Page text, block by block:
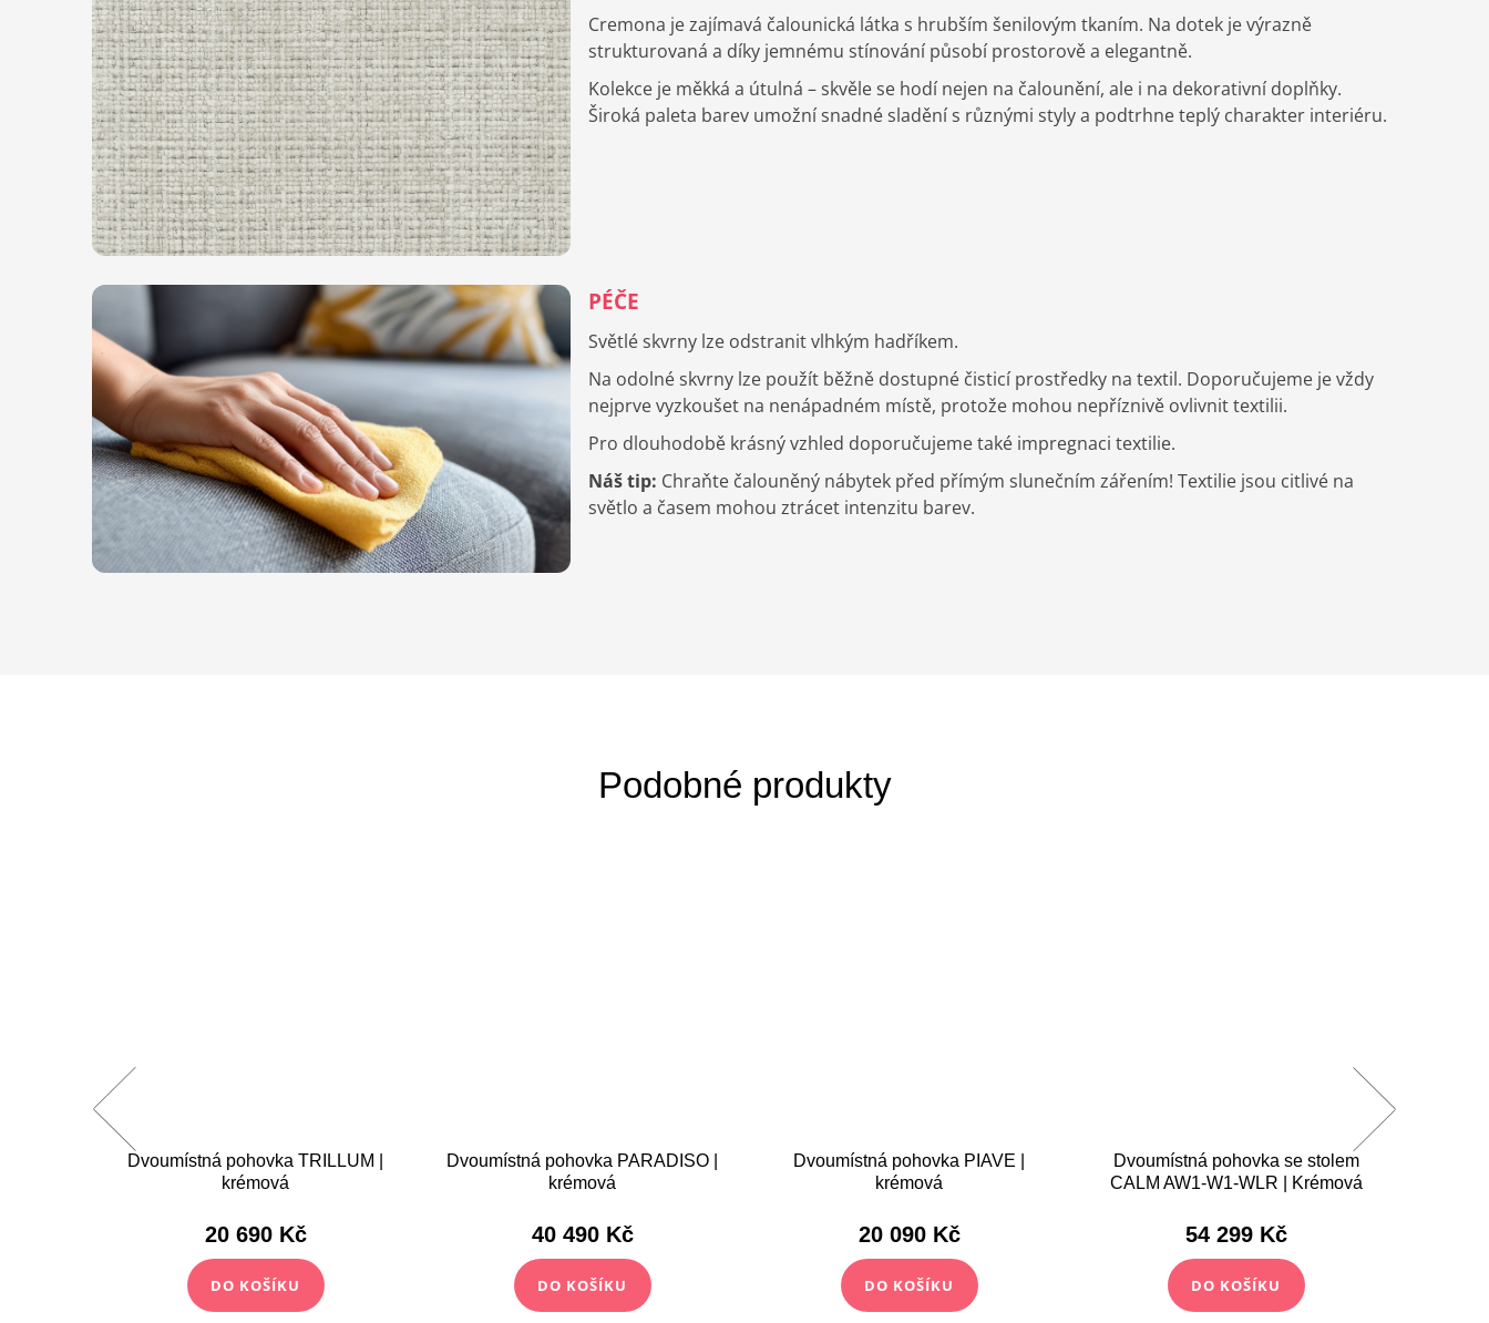
Cremona je zajímavá čalounická látka s hrubším šenilovým tkaním. Na dotek je výrazně
strukturovaná a díky jemnému stínování působí prostorově a elegantně.
Kolekce je měkká a útulná – skvěle se hodí nejen na čalounění, ale i na dekorativní doplňky.
Široká paleta barev umožní snadné sladění s různými styly a podtrhne teplý charakter interiéru.
PÉČE
Světlé skvrny lze odstranit vlhkým hadříkem.
Na odolné skvrny lze použít běžně dostupné čisticí prostředky na textil. Doporučujeme je vždy
nejprve vyzkoušet na nenápadném místě, protože mohou nepříznivě ovlivnit textilii.
Pro dlouhodobě krásný vzhled doporučujeme také impregnaci textilie.
Náš tip: Chraňte čalouněný nábytek před přímým slunečním zářením! Textilie jsou citlivé na
světlo a časem mohou ztrácet intenzitu barev.
Dvoumístná pohovka TRILLUM |
krémová
20 690 Kč
DO KOŠÍKU
Dvoumístná pohovka PARADISO |
krémová
40 490 Kč
DO KOŠÍKU
Dvoumístná pohovka PIAVE |
krémová
20 090 Kč
DO KOŠÍKU
Dvoumístná pohovka se stolem
CALM AW1-W1-WLR | Krémová
54 299 Kč
DO KOŠÍKU